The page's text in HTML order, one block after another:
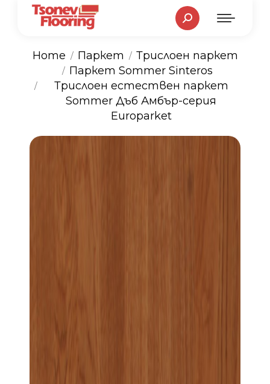
Search:
You are here:
Home Паркет
Трислоен паркет
Паркет Sommer Sinteros
Трислоен естествен паркет
Sommer Дъб Амбър-серия
Europarket